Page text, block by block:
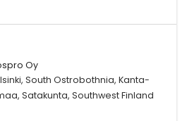
Oy
South Ostrobothnia, Kanta-
Satakunta, Southwest Finland